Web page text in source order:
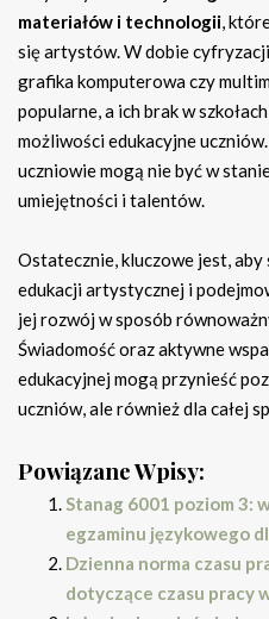
materiałów i technologii,
się artystów. W dobie
grafika komputerowa czy
popularne, a ich brak w
możliwości edukacyjne
uczniowie mogą nie być w
umiejętności i talentów.
Ostatecznie, kluczowe jest,
edukacji artystycznej i
jej rozwój w sposób
Świadomość oraz aktywne
edukacyjnej mogą przynieść
uczniów, ale również dla całej
Powiązane Wpisy:
Stanag 6001 poziom 3:
egzaminu językowego
Dzienna norma czasu
dotyczące czasu pracy